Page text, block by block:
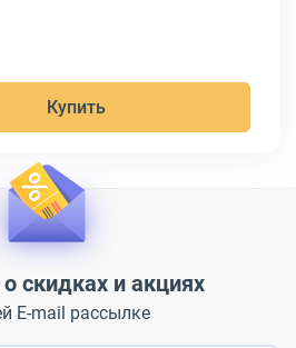
Купить
скидках и акциях
E-mail рассылке